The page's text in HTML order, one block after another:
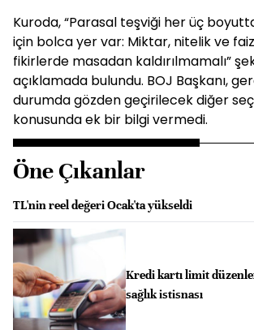
Kuroda, “Parasal teşviği her üç
için bolca yer var: Miktar, nitelik ve
fikirlerde masadan kaldırılmamalı”
açıklamada bulundu. BOJ Başkanı,
durumda gözden geçirilecek diğer
konusunda ek bir bilgi vermedi.
Öne Çıkanlar
TL'nin reel değeri Ocak'ta yükseldi
Kredi kartı limit
sağlık istisnası